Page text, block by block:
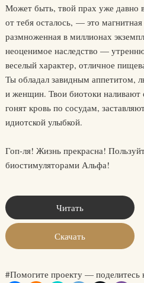
Может быть, твой прах уже давно
от тебя осталось, — это
размноженная в миллионах
неоценимое наследство —
веселый характер, отличное
Ты обладал завидным аппетитом,
и женщин. Твои биотоки
гонят кровь по сосудам,
идиотской улыбкой.
Гоп-ля! Жизнь прекрасна!
биостимуляторами Альфа!
Читать
Скачать
#Помогите проекту — поделитесь